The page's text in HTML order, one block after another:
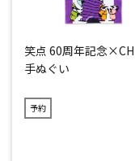
笑点 60周年記念
手ぬぐい
予約